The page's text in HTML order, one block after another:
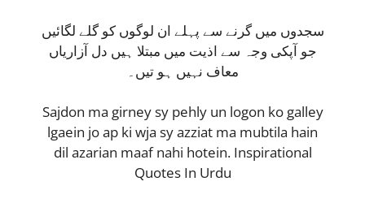
سجدوں میں گرنے سے پہلے ان لوگوں کو گلے لگائیں
جو آپکی وجہ سے اذیت میں مبتلا ہیں دل آزاریاں
معاف نہیں ہو تیں۔
Sajdon ma girney sy pehly un logon ko galley
lgaein jo ap ki wja sy azziat ma mubtila hain
dil azarian maaf nahi hotein. Inspirational
Quotes In Urdu